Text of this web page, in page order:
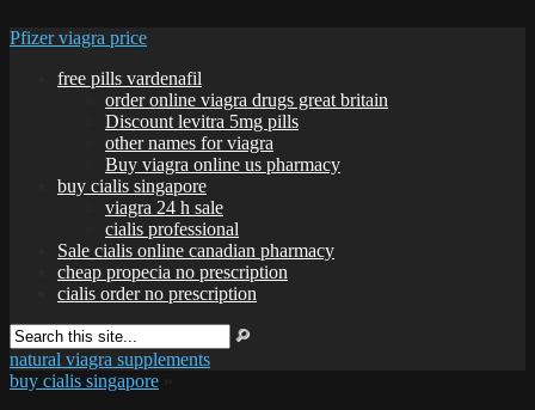
Pfizer viagra price
free pills vardenafil
order online viagra drugs great britain
Discount levitra 5mg pills
other names for viagra
Buy viagra online us pharmacy
buy cialis singapore
viagra 24 h sale
cialis professional
Sale cialis online canadian pharmacy
cheap propecia no prescription
cialis order no prescription
natural viagra supplements
buy cialis singapore